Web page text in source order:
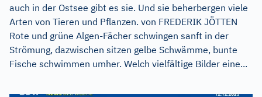
auch in der Ostsee gibt es sie. Und sie beherbergen viele
Arten von Tieren und Pflanzen. von FREDERIK JÖTTEN
Rote und grüne Algen-Fächer schwingen sanft in der
Strömung, dazwischen sitzen gelbe Schwämme, bunte
Fische schwimmen umher. Welch vielfältige Bilder eine...